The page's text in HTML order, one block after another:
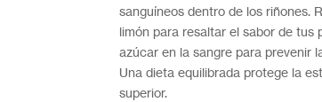
sanguíneos dentro de los riñones.
limón para resaltar el sabor de tus
azúcar en la sangre para prevenir
Una dieta equilibrada protege la
superior.